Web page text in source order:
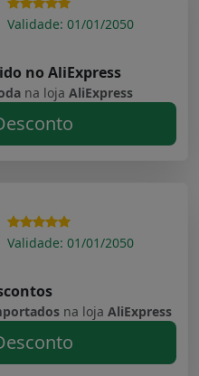
Validade: 01/01/2050
no AliExpress
na loja AliExpress
Validade: 01/01/2050
na loja AliExpress